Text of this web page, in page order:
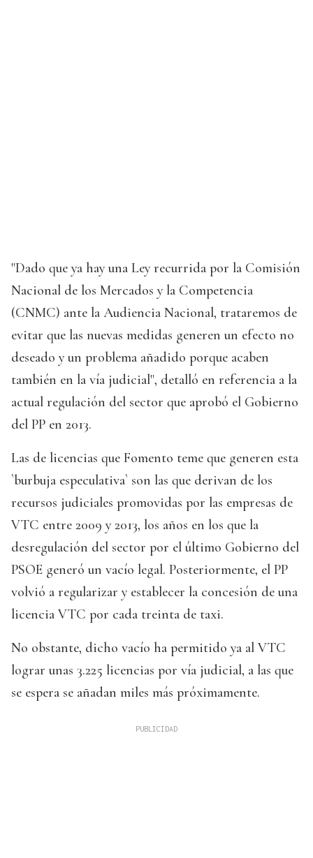
"Dado que ya hay una Ley recurrida por la Comisión
Nacional de los Mercados y la Competencia
(CNMC) ante la Audiencia Nacional, trataremos de
evitar que las nuevas medidas generen un efecto no
deseado y un problema añadido porque acaben
también en la vía judicial", detalló en referencia a la
actual regulación del sector que aprobó el Gobierno
del PP en 2013.
Las de licencias que Fomento teme que generen esta
`burbuja especulativa` son las que derivan de los
recursos judiciales promovidas por las empresas de
VTC entre 2009 y 2013, los años en los que la
desregulación del sector por el último Gobierno del
PSOE generó un vacío legal. Posteriormente, el PP
volvió a regularizar y establecer la concesión de una
licencia VTC por cada treinta de taxi.
No obstante, dicho vacío ha permitido ya al VTC
lograr unas 3.225 licencias por vía judicial, a las que
se espera se añadan miles más próximamente.